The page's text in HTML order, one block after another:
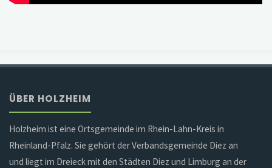
ÜBER HOLZHEIM
Holzheim ist eine Ortsgemeinde im Rhein-Lahn-Kreis in
Rheinland-Pfalz. Sie gehört der Verbandsgemeinde Diez an
und liegt im Dreieck mit den Städten Diez und Limburg an der